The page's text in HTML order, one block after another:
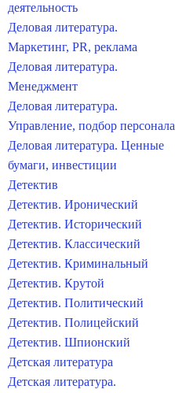
деятельность
Деловая литература.
Маркетинг, PR, реклама
Деловая литература.
Менеджмент
Деловая литература.
Управление, подбор персонала
Деловая литература. Ценные
бумаги, инвестиции
Детектив
Детектив. Иронический
Детектив. Исторический
Детектив. Классический
Детектив. Криминальный
Детектив. Крутой
Детектив. Политический
Детектив. Полицейский
Детектив. Шпионский
Детская литература
Детская литература.